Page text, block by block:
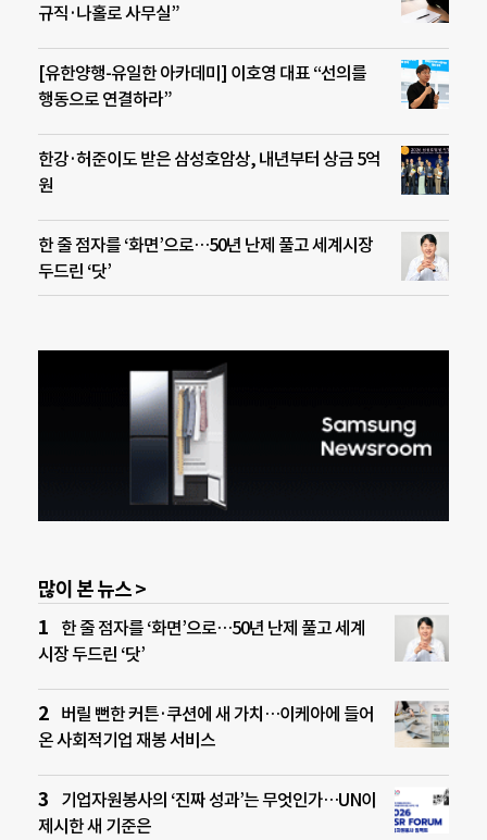
규직·나홀로 사무실”
[유한양행-유일한 아카데미] 이호영 대표 “선의를
행동으로 연결하라”
한강·허준이도 받은 삼성호암상, 내년부터 상금 5억
원
한 줄 점자를 ‘화면’으로…50년 난제 풀고 세계시장
두드린 ‘닷’
많이 본 뉴스 >
한 줄 점자를 ‘화면’으로…50년 난제 풀고 세계
시장 두드린 ‘닷’
버릴 뻔한 커튼·쿠션에 새 가치…이케아에 들어
온 사회적기업 재봉 서비스
기업자원봉사의 ‘진짜 성과’는 무엇인가…UN이
제시한 새 기준은